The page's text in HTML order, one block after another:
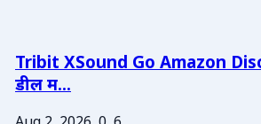
Tribit XSound Go Amazon
डील म...